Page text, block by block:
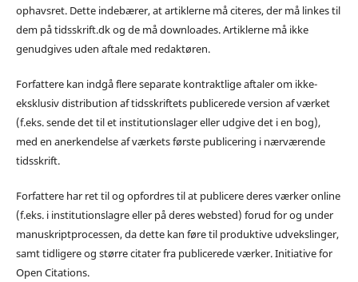
ophavsret. Dette indebærer, at artiklerne må citeres, der må linkes til
dem på tidsskrift.dk og de må downloades. Artiklerne må ikke
genudgives uden aftale med redaktøren.
Forfattere kan indgå flere separate kontraktlige aftaler om ikke-
eksklusiv distribution af tidsskriftets publicerede version af værket
(f.eks. sende det til et institutionslager eller udgive det i en bog),
med en anerkendelse af værkets første publicering i nærværende
tidsskrift.
Forfattere har ret til og opfordres til at publicere deres værker online
(f.eks. i institutionslagre eller på deres websted) forud for og under
manuskriptprocessen, da dette kan føre til produktive udvekslinger,
samt tidligere og større citater fra publicerede værker. Initiative for
Open Citations.